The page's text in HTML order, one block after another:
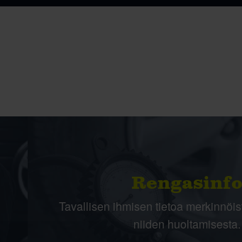
Rengasinfo
Tavallisen ihmisen tietoa
niiden huoltamisesta.